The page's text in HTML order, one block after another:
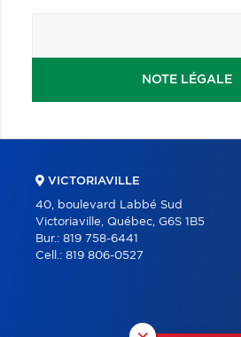
NOTE LÉGALE
VICTORIAVILLE
40, boulevard Labbé Sud
Victoriaville, Québec, G6S 1B5
Bur.: 819 758-6441
Cell.: 819 806-0527